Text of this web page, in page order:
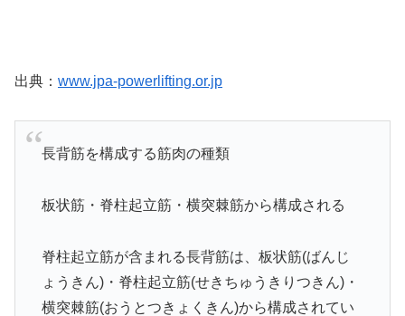
出典： www.jpa-powerlifting.or.jp
長背筋を構成する筋肉の種類
板状筋・脊柱起立筋・横突棘筋から構成される
脊柱起立筋が含まれる長背筋は、板状筋(ばんじ
ょうきん)・脊柱起立筋(せきちゅうきりつきん)・
横突棘筋(おうとつきょくきん)から構成されてい